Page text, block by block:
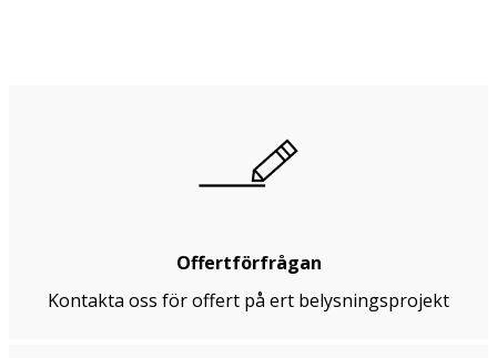
Offertförfrågan
Kontakta oss för offert på ert belysningsprojekt